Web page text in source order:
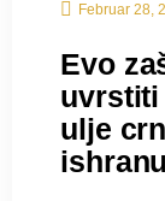
Februar 28,
Evo
uvrstiti
ulje
ishranu